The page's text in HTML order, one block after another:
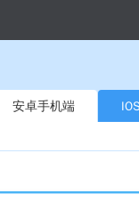
安卓手机端